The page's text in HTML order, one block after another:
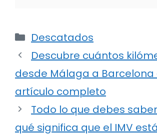
Categorías
Descatados
Descubre cuántos
desde Málaga a Barcelona
artículo completo
Todo lo que debes
qué significa que el IMV